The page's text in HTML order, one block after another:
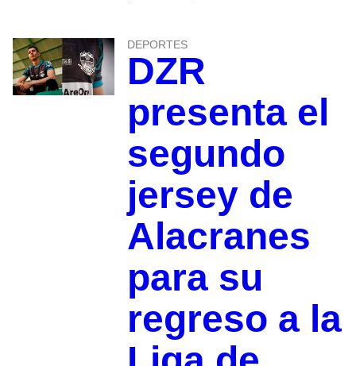
DEPORTES
DZR
presenta el
segundo
jersey de
Alacranes
para su
regreso a la